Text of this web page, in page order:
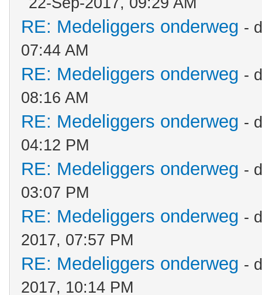
RE: Medeliggers onderweg -
07:44 AM
RE: Medeliggers onderweg -
08:16 AM
RE: Medeliggers onderweg -
04:12 PM
RE: Medeliggers onderweg -
03:07 PM
RE: Medeliggers onderweg -
2017, 07:57 PM
RE: Medeliggers onderweg -
2017, 10:14 PM